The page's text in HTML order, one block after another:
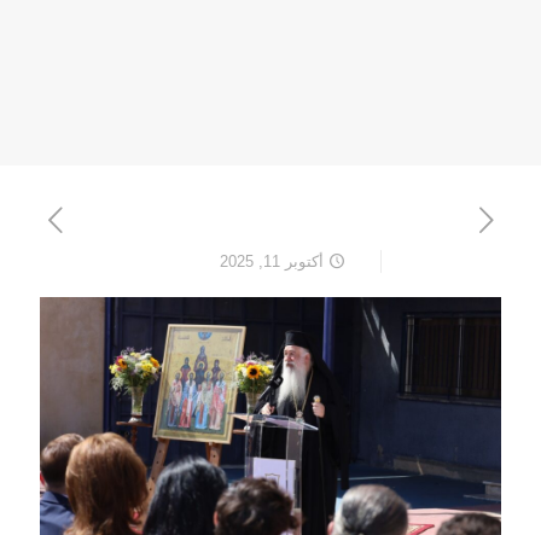
أكتوبر 11, 2025